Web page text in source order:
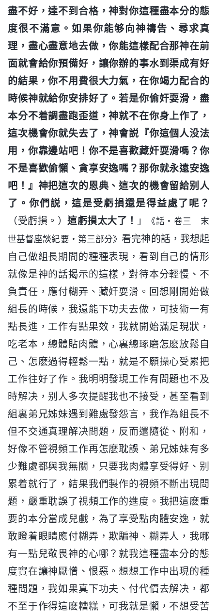
盡不好，達不到合格，神對你這種盡本分的態
度很不滿意。如果你能够向神禱告、尋求真
理，盡心盡意地去做，你能這樣配合那神在前
面就會給你預備好，讓你辦的事水到渠成有好
的結果，你不用費很大力氣，在你竭力配合的
時候神就給你安排好了。若是你偷奸耍滑，盡
本分不着調盡跑歪道，神就不在你身上作了，
這次機會你就失去了，神會説『你這個人没法
用，你靠邊站吧！你不是喜歡藏奸耍滑嗎？你
不是喜歡偷懶、貪享安逸嗎？那你就永遠安逸
吧！』神把這次的恩典、這次的機會留給别人
了。你們説，這是受虧損還是得益處了呢？
（受虧損。） 這虧損太大了！ 」
《話・卷三 末
世基督座談紀要・第三部分》看完神的話，我想起
自己做組長期間的種種表現，看到自己的情形
就像是神的話揭示的這樣，對待本分輕慢、不
負責任，應付糊弄、藏奸耍滑。回想剛開始做
組長的時候，我還能下功夫去做，可技術一有
點長進，工作有點果效，我就開始滿足現狀，
吃老本，總體貼肉體，心裏總琢磨怎麽放鬆自
己、怎麽過得輕鬆一點，就是不願操心受累把
工作往好了作。我明明發現工作有問題也不及
時解决，别人多次提醒我也不接受，甚至看到
組裏弟兄姊妹遇到難處發怨言，我作為組長不
但不交通真理解决問題，反而還隨從、附和，
好像不管視頻工作再怎麽耽誤、弟兄姊妹有多
少難處都與我無關，只要我肉體享受得好、别
累着就行了，結果我們製作的視頻不斷出現問
題，嚴重耽誤了視頻工作的進度。我把這麽重
要的本分當成兒戲，為了享受點肉體安逸，就
敢瞪着眼睛應付糊弄，欺騙神、糊弄人，我哪
有一點兒敬畏神的心哪？就我這種盡本分的態
度實在讓神厭憎、恨惡。想想工作中出現的種
種問題，我如果真下功夫、付代價去解决，都
不至于作得這麽糟糕，可我就是懶，不想受苦